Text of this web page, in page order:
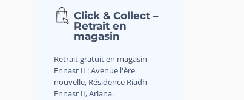
Click & Collect –
Retrait en
magasin
Retrait gratuit en magasin
Ennasr II : Avenue l'ère
nouvelle, Résidence Riadh
Ennasr II, Ariana.